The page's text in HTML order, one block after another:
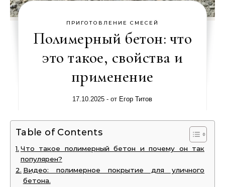
ПРИГОТОВЛЕНИЕ СМЕСЕЙ
Полимерный бетон: что
это такое, свойства и
применение
17.10.2025 - от Егор Титов
Table of Contents
Что такое полимерный бетон и почему он так
популярен?
Видео: полимерное покрытие для уличного
бетона.